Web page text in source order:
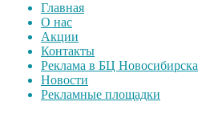
Главная
О нас
Акции
Контакты
Реклама в БЦ Новосибирска
Новости
Рекламные площадки